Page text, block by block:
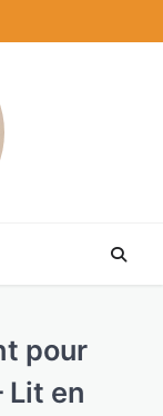
pour
Lit en